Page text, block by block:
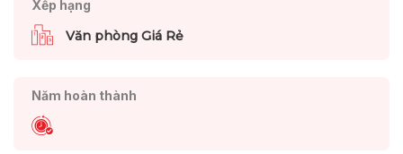
Xếp hạng
Văn phòng Giá Rẻ
Năm hoàn thành